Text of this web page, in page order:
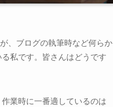
、ブログの執筆時など何らか
私です。皆さんはどうです
業時に一番適しているのは